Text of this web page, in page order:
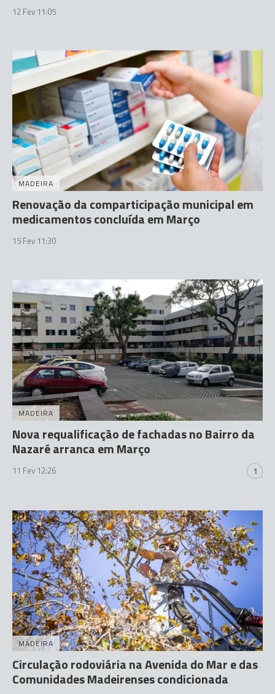
12 Fev 11:05
MADEIRA
Renovação da comparticipação municipal em
medicamentos concluída em Março
15 Fev 11:30
MADEIRA
Nova requalificação de fachadas no Bairro da
Nazaré arranca em Março
11 Fev 12:26 1
MADEIRA
Circulação rodoviária na Avenida do Mar e das
Comunidades Madeirenses condicionada